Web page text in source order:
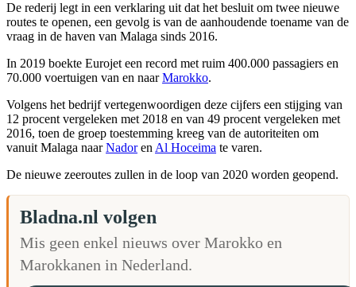
De rederij legt in een verklaring uit dat het besluit om twee nieuwe
routes te openen, een gevolg is van de aanhoudende toename van de
vraag in de haven van Malaga sinds 2016.
In 2019 boekte Eurojet een record met ruim 400.000 passagiers en
70.000 voertuigen van en naarMarokko.
Volgens het bedrijf vertegenwoordigen deze cijfers een stijging van
12 procent vergeleken met 2018 en van 49 procent vergeleken met
2016, toen de groep toestemming kreeg van de autoriteiten om
vanuit Malaga naarNadoren Al Hoceima te varen.
De nieuwe zeeroutes zullen in de loop van 2020 worden geopend.
Bladna.nl volgen
Mis geen enkel nieuws over Marokko en
Marokkanen in Nederland.